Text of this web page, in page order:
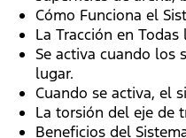
Cómo Funciona el
La Tracción en
Se activa cuando los
lugar.
Cuando se activa, el
La torsión del eje de
Beneficios del